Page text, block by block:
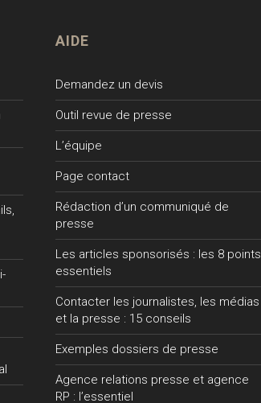
AIDE
Demandez un devis
Outil revue de presse
L’équipe
Page contact
Rédaction d’un communiqué de
presse
Les articles sponsorisés : les 8 points
essentiels
Contacter les journalistes, les médias
et la presse : 15 conseils
Exemples dossiers de presse
Agence relations presse et agence
RP : l’essentiel